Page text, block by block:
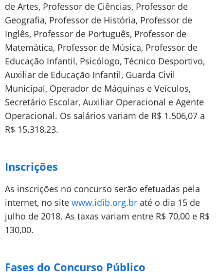
de Artes, Professor de Ciências, Professor de
Geografia, Professor de História, Professor de
Inglês, Professor de Português, Professor de
Matemática, Professor de Música, Professor de
Educação Infantil, Psicólogo, Técnico Desportivo,
Auxiliar de Educação Infantil, Guarda Civil
Municipal, Operador de Máquinas e Veículos,
Secretário Escolar, Auxiliar Operacional e Agente
Operacional. Os salários variam de R$ 1.506,07 a
R$ 15.318,23.
Inscrições
As inscrições no concurso serão efetuadas pela
internet, no site www.idib.org.br até o dia 15 de
julho de 2018. As taxas variam entre R$ 70,00 e R$
130,00.
Fases do Concurso Público